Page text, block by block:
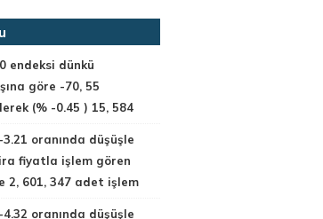
endeksi dünkü
göre -70, 55
(% -0.45 ) 15, 584
3.21 oranında düşüşle
fiyatla işlem gören
2, 601, 347 adet işlem
4.32 oranında düşüşle